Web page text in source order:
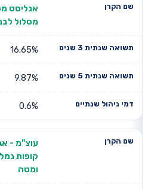
אנליסט
מסלול לבני 50
16.65%
9.87%
0.6%
עוצ"מ -
ומטה